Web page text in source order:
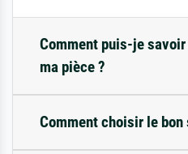
Comment puis-je
ma pièce ?
Comment choisir le bon